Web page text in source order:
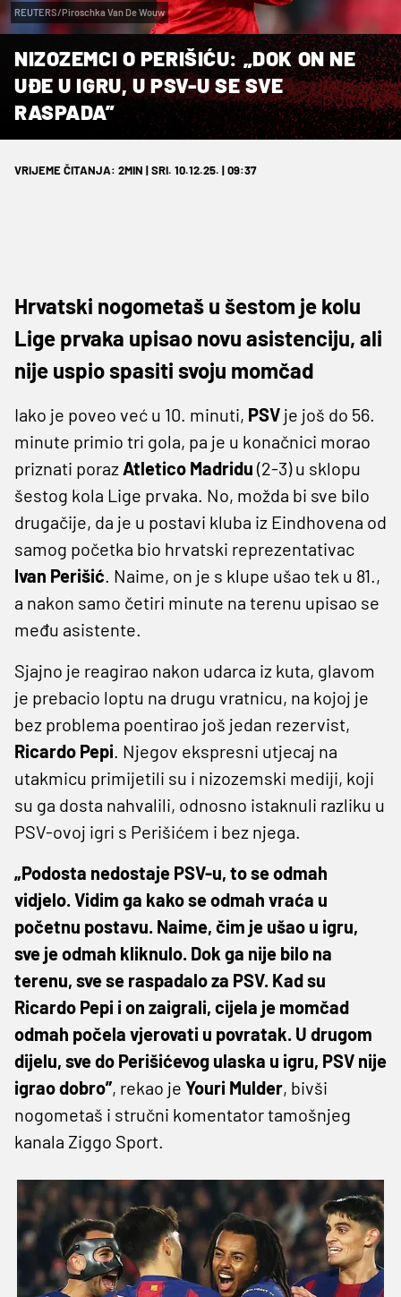
REUTERS/Piroschka Van De Wouw
NIZOZEMCI O PERIŠIĆU: „DOK ON NE
UĐE U IGRU, U PSV-U SE SVE
RASPADA”
VRIJEME ČITANJA: 2MIN | SRI. 10.12.25. | 09:37
Hrvatski nogometaš u šestom je kolu
Lige prvaka upisao novu asistenciju, ali
nije uspio spasiti svoju momčad
Iako je poveo već u 10. minuti, PSV je još do 56.
minute primio tri gola, pa je u konačnici morao
priznati poraz Atletico Madridu (2-3) u sklopu
šestog kola Lige prvaka. No, možda bi sve bilo
drugačije, da je u postavi kluba iz Eindhovena od
samog početka bio hrvatski reprezentativac
Ivan Perišić. Naime, on je s klupe ušao tek u 81.,
a nakon samo četiri minute na terenu upisao se
među asistente.
Sjajno je reagirao nakon udarca iz kuta, glavom
je prebacio loptu na drugu vratnicu, na kojoj je
bez problema poentirao još jedan rezervist,
Ricardo Pepi. Njegov ekspresni utjecaj na
utakmicu primijetili su i nizozemski mediji, koji
su ga dosta nahvalili, odnosno istaknuli razliku u
PSV-ovoj igri s Perišićem i bez njega.
„Podosta nedostaje PSV-u, to se odmah
vidjelo. Vidim ga kako se odmah vraća u
početnu postavu. Naime, čim je ušao u igru,
sve je odmah kliknulo. Dok ga nije bilo na
terenu, sve se raspadalo za PSV. Kad su
Ricardo Pepi i on zaigrali, cijela je momčad
odmah počela vjerovati u povratak. U drugom
dijelu, sve do Perišićevog ulaska u igru, PSV nije
igrao dobro”, rekao je Youri Mulder, bivši
nogometaš i stručni komentator tamošnjeg
kanala Ziggo Sport.